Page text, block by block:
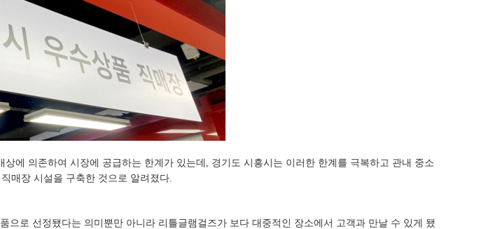
에 의존하여 시장에 공급하는 한계가 있는데, 경기도 시흥시는 이러한 한계를 극복하고 관내 중소
매장 시설을 구축한 것으로 알려졌다.
로 선정됐다는 의미뿐만 아니라 리틀글램걸즈가 보다 대중적인 장소에서 고객과 만날 수 있게 됐